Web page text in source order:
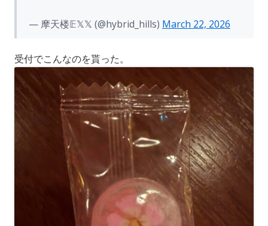
— 摩天楼𝔼𝕏𝕏 (@hybrid_hills) March 22, 2026
受付でこんなのを貰った。